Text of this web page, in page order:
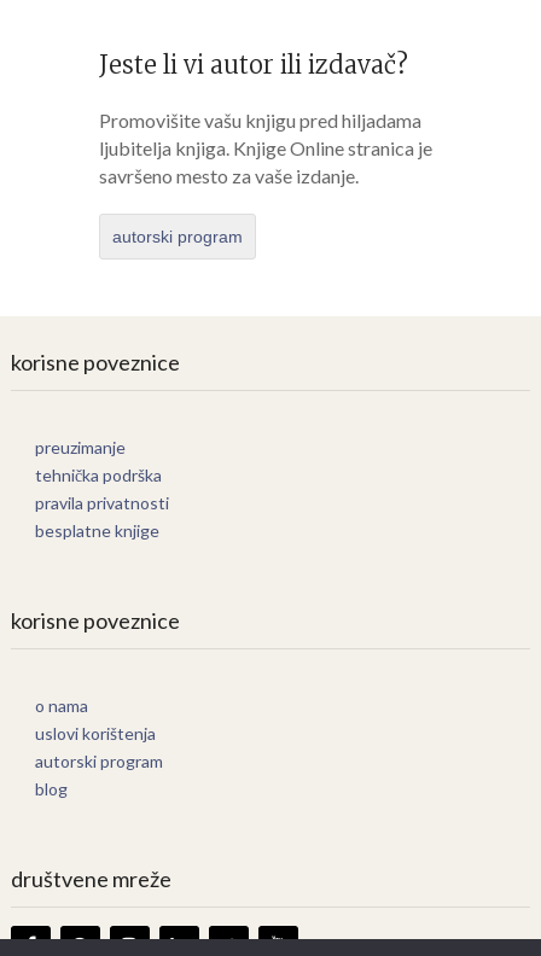
Jeste li vi autor ili izdavač?
Promovišite vašu knjigu pred hiljadama
ljubitelja knjiga. Knjige Online stranica je
savršeno mesto za vaše izdanje.
autorski program
korisne poveznice
preuzimanje
tehnička podrška
pravila privatnosti
besplatne knjige
korisne poveznice
o nama
uslovi korištenja
autorski program
blog
društvene mreže